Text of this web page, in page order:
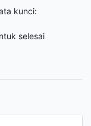
kunci:
selesai